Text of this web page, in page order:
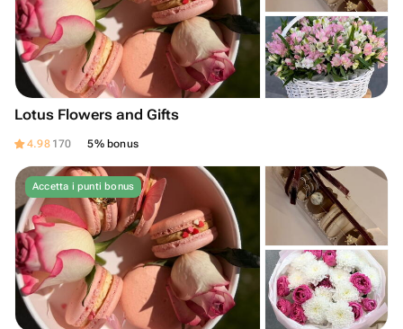
Lotus Flowers and Gifts
4.98 170 5% bonus
Accetta i punti bonus